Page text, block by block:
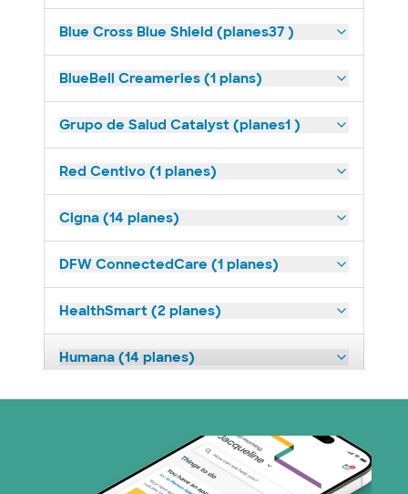
Blue Cross Blue Shield (planes37 )
BlueBell Creameries (1 plans)
Grupo de Salud Catalyst (planes1 )
Red Centivo (1 planes)
Cigna (14 planes)
DFW ConnectedCare (1 planes)
HealthSmart (2 planes)
Humana (14 planes)
Imagine Health (1 planes)
Independent Medical Systems (1 plans)